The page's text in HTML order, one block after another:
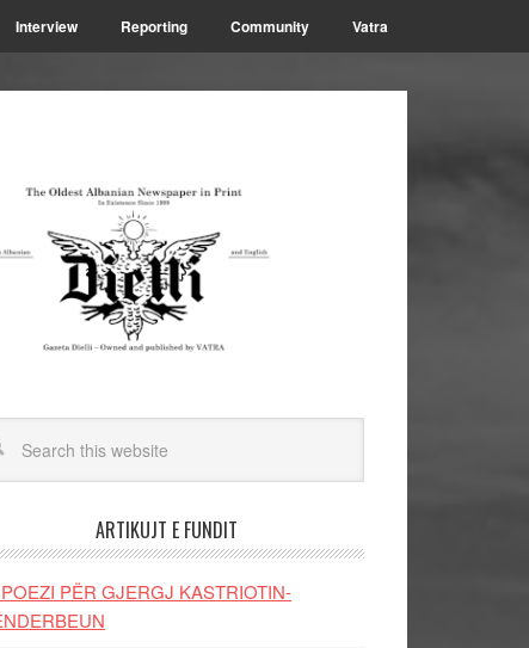
Interview Reporting Community Vatra
ARTIKUJT E FUNDIT
PËR GJERGJ KASTRIOTIN-